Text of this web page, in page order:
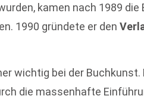
kamen nach 1989 die
1990 gründete er den
wichtig bei der Buchkunst.
die massenhafte